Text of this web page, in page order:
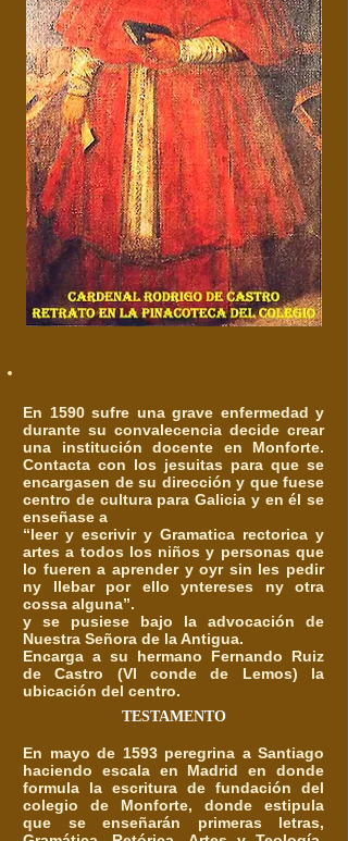
En 1590 sufre una grave enfermedad y
durante su convalecencia decide crear
una institución docente en Monforte.
Contacta con los jesuitas para que se
encargasen de su dirección y que fuese
centro de cultura para Galicia y en él se
enseñase a
“leer y escrivir y Gramatica rectorica y
artes a todos los niños y personas que
lo fueren a aprender y oyr sin les pedir
ny llebar por ello yntereses ny otra
cossa alguna”.
y se pusiese bajo la advocación de
Nuestra Señora de la Antigua.
Encarga a su hermano Fernando Ruiz
de Castro (VI conde de Lemos) la
ubicación del centro.
TESTAMENTO
En mayo de 1593 peregrina a Santiago
haciendo escala en Madrid en donde
formula la escritura de fundación del
colegio de Monforte, donde estipula
que se enseñarán primeras letras,